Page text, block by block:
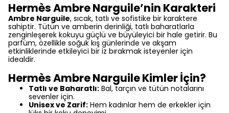
Hermès Ambre Narguile’nin Karakteri
Ambre Narguile, sıcak, tatlı ve sofistike bir karaktere
sahiptir. Tütün ve amberin derinliği, tatlı baharatlarla
zenginleşerek kokuyu güçlü ve büyüleyici bir hale getirir. Bu
parfüm, özellikle soğuk kış günlerinde ve akşam
etkinliklerinde etkileyici bir iz bırakmak isteyenler için
idealdir.
Hermès Ambre Narguile Kimler İçin?
Tatlı ve Baharatlı: Bal, tarçın ve tütün notalarını
sevenler için.
Unisex ve Zarif: Hem kadınlar hem de erkekler için